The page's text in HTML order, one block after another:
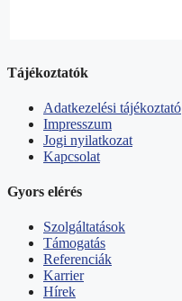
Tájékoztatók
Adatkezelési tájékoztató
Impresszum
Jogi nyilatkozat
Kapcsolat
Gyors elérés
Szolgáltatások
Támogatás
Referenciák
Karrier
Hírek